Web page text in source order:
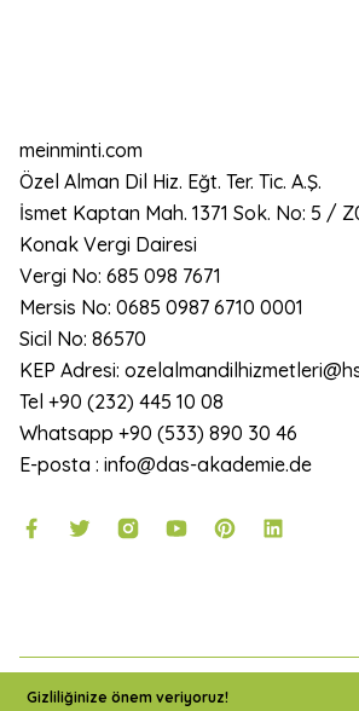
Gizliliğinize önem veriyoruz!
meinminti.com
Özel Alman Dil Hiz. Eğt. Ter. Tic. A.Ş.
İsmet Kaptan Mah. 1371 Sok. No: 5 /
Konak Vergi Dairesi
Vergi No: 685 098 7671
Mersis No: 0685 0987 6710 0001
Sicil No: 86570
KEP Adresi:
Tel +90 (232) 445 10 08
Whatsapp +90 (533) 890 30 46
E-posta : info@das-akademie.de
2024 Copyright DAS Akademie - Tüm